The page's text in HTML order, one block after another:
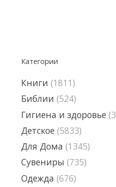
Категории
Книги (1811)
Библии (524)
Гигиена и здоровье
Детское (5833)
Для Дома (1345)
Сувениры (735)
Одежда (676)